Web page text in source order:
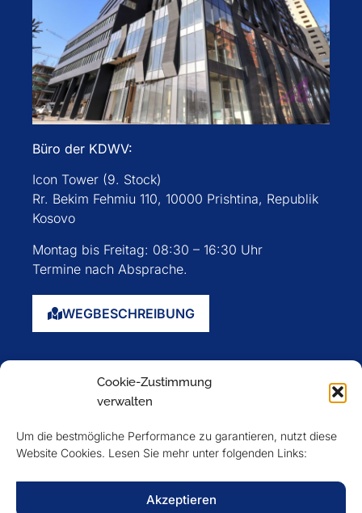
Cookie-Zustimmung
verwalten
Um die bestmögliche Performance zu garantieren, nutzt diese
Website Cookies. Lesen Sie mehr unter folgenden Links:
Akzeptieren
Büro der KDWV:
Icon Tower (9. Stock)
Rr. Bekim Fehmiu 110, 10000 Prishtina, Republik
Kosovo
Montag bis Freitag: 08:30 – 16:30 Uhr
Termine nach Absprache.
WEGBESCHREIBUNG
Mitglieder